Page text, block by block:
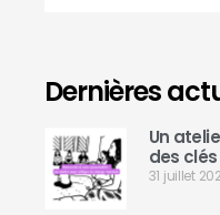
Dernières
Un
des
31 juillet